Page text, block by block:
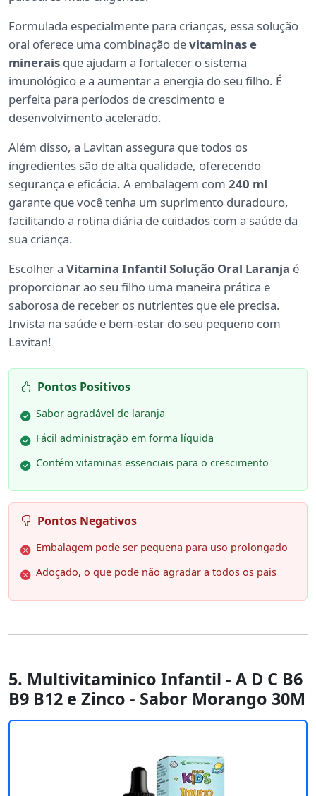
Formulada especialmente para crianças, essa solução
oral oferece uma combinação devitaminas e
minerais que ajudam a fortalecer o sistema
imunológico e a aumentar a energia do seu filho. É
perfeita para períodos de crescimento e
desenvolvimento acelerado.
Além disso, a Lavitan assegura que todos os
ingredientes são de alta qualidade, oferecendo
segurança e eficácia. A embalagem com 240 ml
garante que você tenha um suprimento duradouro,
facilitando a rotina diária de cuidados com a saúde da
sua criança.
Escolher a Vitamina Infantil Solução Oral Laranja é
proporcionar ao seu filho uma maneira prática e
saborosa de receber os nutrientes que ele precisa.
Invista na saúde e bem-estar do seu pequeno com
Lavitan!
Pontos Positivos
Sabor agradável de laranja
Fácil administração em forma líquida
Contém vitaminas essenciais para o crescimento
Pontos Negativos
Embalagem pode ser pequena para uso prolongado
Adoçado, o que pode não agradar a todos os pais
5. Multivitaminico Infantil - A D C B6
B9 B12 e Zinco - Sabor Morango 30M